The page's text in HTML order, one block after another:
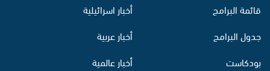
قائمة البرامج
جدول البرامج
بودكاست
أخبار اسرائيلية
أخبار عربية
أخبار عالمية